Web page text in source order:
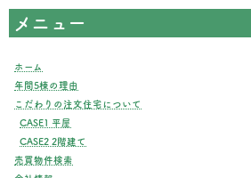
メニュー
ホーム
年間5棟の理由
こだわりの注文住宅について
CASE1 平屋
CASE2 2階建て
売買物件検索